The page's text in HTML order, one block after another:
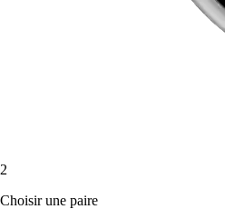
2
Choisir une paire